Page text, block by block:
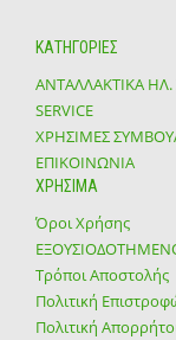
ΚΑΤΗΓΟΡΙΕΣ
ΑΝΤΑΛΛΑΚΤΙΚΑ
SERVICE
ΧΡΗΣΙΜΕΣ
ΕΠΙΚΟΙΝΩΝΙΑ
ΧΡΗΣΙΜΑ
Όροι Χρήσης
ΕΞΟΥΣΙΟΔΟΤΗΜΕΝΟ
Τρόποι Αποστολής
Πολιτική
Πολιτική